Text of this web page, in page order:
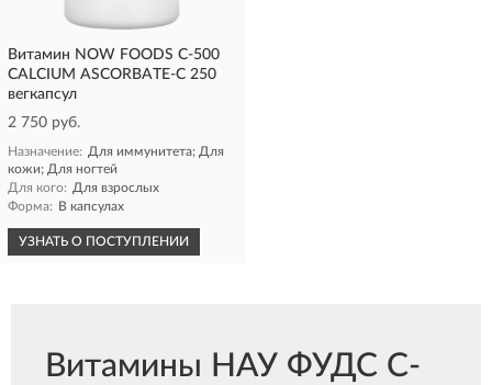
Витамин NOW FOODS С-500
CALCIUM ASCORBATE-C 250
вегкапсул
2 750 руб.
Назначение: Для иммунитета; Для
кожи; Для ногтей
Для кого: Для взрослых
Форма: В капсулах
УЗНАТЬ О ПОСТУПЛЕНИИ
Витамины НАУ ФУДС C-